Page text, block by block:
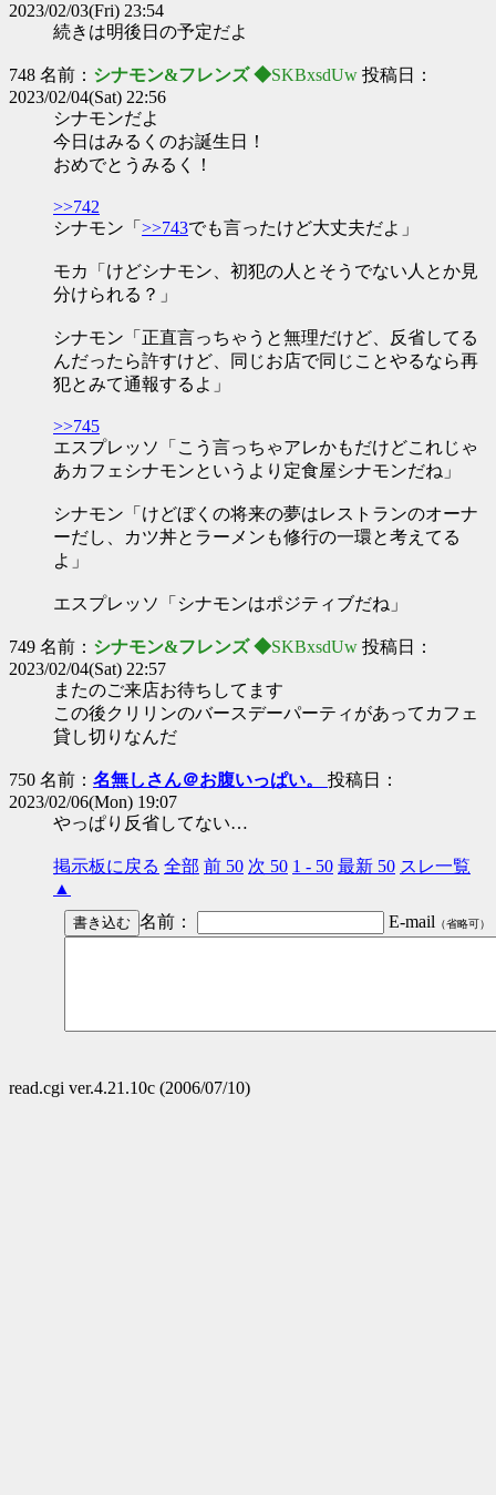
2023/02/03(Fri) 23:54
続きは明後日の予定だよ
748 名前： シナモン&フレンズ ◆SKBxsdUw 投稿日：
2023/02/04(Sat) 22:56
シナモンだよ
今日はみるくのお誕生日！
おめでとうみるく！
>>742
シナモン「 >>743でも言ったけど大丈夫だよ」
モカ「けどシナモン、初犯の人とそうでない人とか見
分けられる？」
シナモン「正直言っちゃうと無理だけど、反省してる
んだったら許すけど、同じお店で同じことやるなら再
犯とみて通報するよ」
>>745
エスプレッソ「こう言っちゃアレかもだけどこれじゃ
あカフェシナモンというより定食屋シナモンだね」
シナモン「けどぼくの将来の夢はレストランのオーナ
ーだし、カツ丼とラーメンも修行の一環と考えてる
よ」
エスプレッソ「シナモンはポジティブだね」
749 名前： シナモン&フレンズ ◆SKBxsdUw 投稿日：
2023/02/04(Sat) 22:57
またのご来店お待ちしてます
この後クリリンのバースデーパーティがあってカフェ
貸し切りなんだ
750 名前： 名無しさん＠お腹いっぱい。 投稿日：
2023/02/06(Mon) 19:07
やっぱり反省してない…
掲示板に戻る 全部 前 50 次 50 1 - 50 最新 50 スレ一覧
▲
名前：
E-mail （省略可）
read.cgi ver.4.21.10c (2006/07/10)